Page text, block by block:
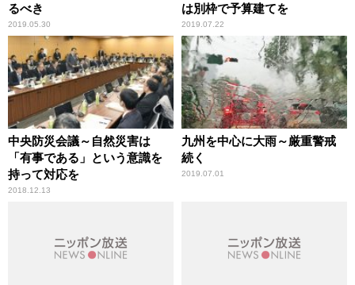
るべき
2019.05.30
は別枠で予算建てを
2019.07.22
中央防災会議～自然災害は
「有事である」という意識を
持って対応を
2018.12.13
九州を中心に大雨～厳重警戒
続く
2019.07.01